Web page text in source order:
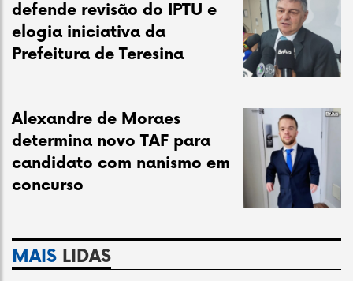
defende revisão do IPTU e
elogia iniciativa da
Prefeitura de Teresina
Alexandre de Moraes
determina novo TAF para
candidato com nanismo em
concurso
MAIS LIDAS